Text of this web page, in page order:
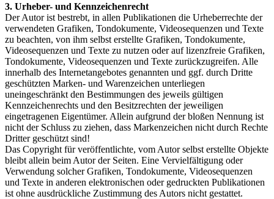
3. Urheber- und Kennzeichenrecht
Der Autor ist bestrebt, in allen Publikationen die Urheberrechte der
verwendeten Grafiken, Tondokumente, Videosequenzen und Texte
zu beachten, von ihm selbst erstellte Grafiken, Tondokumente,
Videosequenzen und Texte zu nutzen oder auf lizenzfreie Grafiken,
Tondokumente, Videosequenzen und Texte zurückzugreifen. Alle
innerhalb des Internetangebotes genannten und ggf. durch Dritte
geschützten Marken- und Warenzeichen unterliegen
uneingeschränkt den Bestimmungen des jeweils gültigen
Kennzeichenrechts und den Besitzrechten der jeweiligen
eingetragenen Eigentümer. Allein aufgrund der bloßen Nennung ist
nicht der Schluss zu ziehen, dass Markenzeichen nicht durch Rechte
Dritter geschützt sind!
Das Copyright für veröffentlichte, vom Autor selbst erstellte Objekte
bleibt allein beim Autor der Seiten. Eine Vervielfältigung oder
Verwendung solcher Grafiken, Tondokumente, Videosequenzen
und Texte in anderen elektronischen oder gedruckten Publikationen
ist ohne ausdrückliche Zustimmung des Autors nicht gestattet.